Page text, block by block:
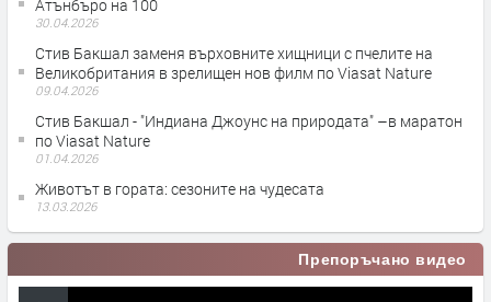
Атънбъро на 100
30.04.2026
Стив Бакшал заменя върховните хищници с пчелите на
Великобритания в зрелищен нов филм по Viasat Nature
09.04.2026
Стив Бакшал - "Индиана Джоунс на природата" –в маратон
по Viasat Nature
01.04.2026
Животът в гората: сезоните на чудесата
13.03.2026
Препоръчано видео